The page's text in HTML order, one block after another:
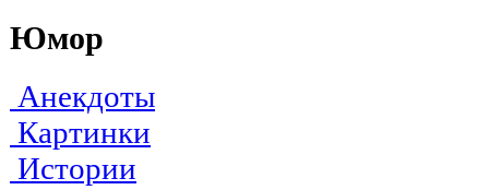
Юмор
Анекдоты
Картинки
Истории